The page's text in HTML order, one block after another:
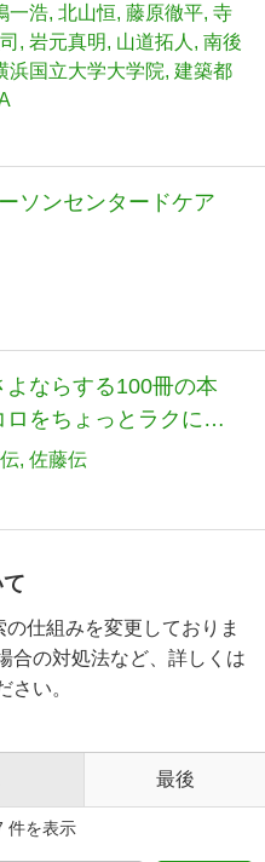
一浩 北山恒 藤原徹平 寺
岩元真明 山道拓人
南後
浜国立大学大学院 建築都
ソンセンタードケア
よならする100冊の本
をちょっとラクにし
佐藤伝
仕組みを変更しておりま
合の対処法など、詳しくは
さい。
最後
件を表示